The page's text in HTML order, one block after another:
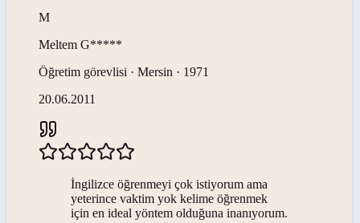
M
Meltem G*****
Öğretim görevlisi · Mersin · 1971
20.06.2011
İngilizce öğrenmeyi çok istiyorum ama
yeterince vaktim yok kelime öğrenmek
için en ideal yöntem olduğuna inanıyorum.